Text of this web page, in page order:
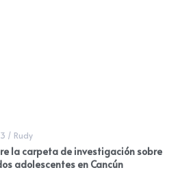
/ Rudy
la carpeta de investigación sobre
adolescentes en Cancún